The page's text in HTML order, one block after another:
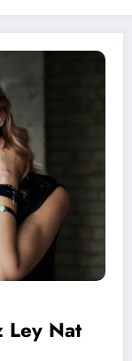
Ley Nat